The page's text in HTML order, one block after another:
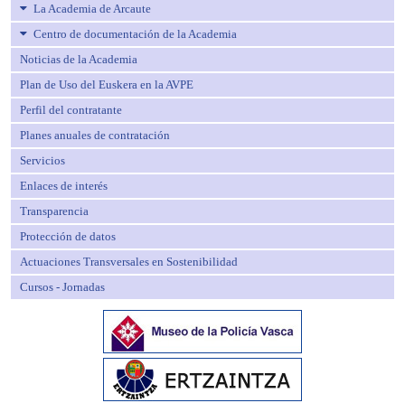
La Academia de Arcaute
Centro de documentación de la Academia
Noticias de la Academia
Plan de Uso del Euskera en la AVPE
Perfil del contratante
Planes anuales de contratación
Servicios
Enlaces de interés
Transparencia
Protección de datos
Actuaciones Transversales en Sostenibilidad
Cursos - Jornadas